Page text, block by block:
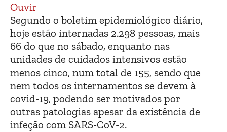
Ouvir
Segundo o boletim epidemiológico diário,
hoje estão internadas 2.298 pessoas, mais
66 do que no sábado, enquanto nas
unidades de cuidados intensivos estão
menos cinco, num total de 155, sendo que
nem todos os internamentos se devem à
covid-19, podendo ser motivados por
outras patologias apesar da existência de
infeção com SARS-CoV-2.